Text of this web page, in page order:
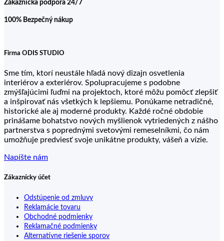
Zákaznícka podpora 24/7
100% Bezpečný nákup
Firma ODIS STUDIO
Sme tím, ktorí neustále hľadá nový dizajn osvetlenia
interiérov a exteriérov. Spolupracujeme s podobne
zmýšľajúcimi ľuďmi na projektoch, ktoré môžu pomôcť zlepšiť
a inšpirovať nás všetkých k lepšiemu. Ponúkame netradičné,
historické ale aj moderné produkty. Každé ročné obdobie
prinášame bohatstvo nových myšlienok vytriedených z nášho
partnerstva s poprednými svetovými remeselníkmi, čo nám
umožňuje predviesť svoje unikátne produkty, vášeň a vízie.
Napíšte nám
Zákaznícky účet
Odstúpenie od zmluvy
Reklamácie tovaru
Obchodné podmienky
Reklamačné podmienky
Alternatívne riešenie sporov